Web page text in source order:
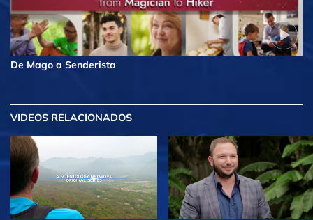
De Mago a Senderista
VIDEOS RELACIONADOS